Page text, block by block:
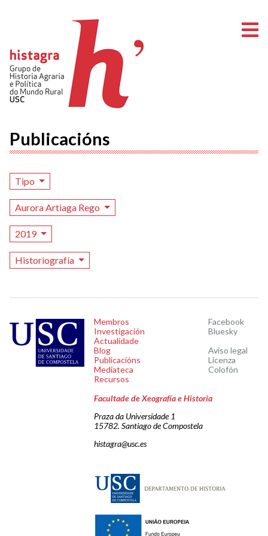
Publicacións
Tipo
Aurora Artiaga Rego
2019
Historiografía
Membros
Investigación
Actualidade
Blog
Publicacións
Mediateca
Recursos
Facebook
Bluesky
Aviso legal
Licenza
Colofón
Facultade de Xeografía e Historia
Praza da Universidade 1
15782. Santiago de Compostela
histagra@usc.es